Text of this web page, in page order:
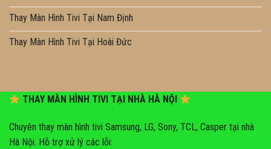
Thay Màn Hình Tivi Tại Nam Định
Thay Màn Hình Tivi Tại Hoài Đức
THAY MÀN HÌNH TIVI TẠI NHÀ HÀ NỘI
Chuyên thay màn hình tivi Samsung, LG, Sony, TCL, Casper tại nhà
Hà Nội. Hỗ trợ xử lý các lỗi: